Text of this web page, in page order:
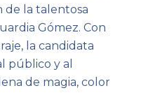
de la talentosa
Gómez. Con
la candidata
público y al
de magia, color